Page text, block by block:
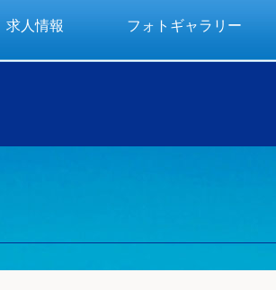
求人情報 フォトギャラリー